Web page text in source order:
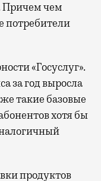
Причем чем
потребители
«Госуслуг».
за год выросла
такие базовые
хотя бы
продуктов